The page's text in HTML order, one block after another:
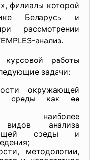
филиалы которой
Беларусь и
рассмотрении
анализ.
курсовой работы
задачи:
окружающей
среды как ее
наиболее
видов анализа
среды и
методологии,